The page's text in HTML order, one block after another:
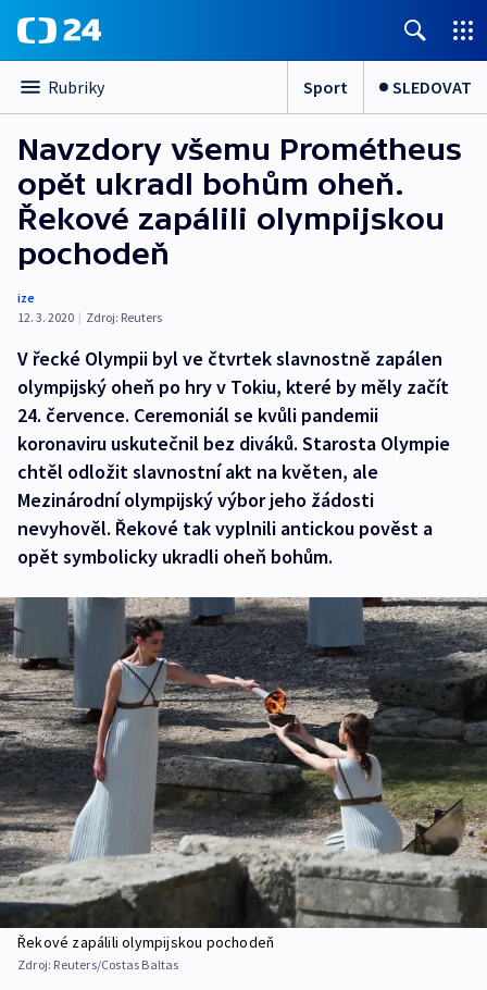
Rubriky Sport SLEDOVAT
Navzdory všemu Prométheus
opět ukradl bohům oheň.
Řekové zapálili olympijskou
pochodeň
ize
12. 3. 2020 | Zdroj: Reuters
V řecké Olympii byl ve čtvrtek slavnostně zapálen
olympijský oheň po hry v Tokiu, které by měly začít
24. července. Ceremoniál se kvůli pandemii
koronaviru uskutečnil bez diváků. Starosta Olympie
chtěl odložit slavnostní akt na květen, ale
Mezinárodní olympijský výbor jeho žádosti
nevyhověl. Řekové tak vyplnili antickou pověst a
opět symbolicky ukradli oheň bohům.
Řekové zapálili olympijskou pochodeň
Zdroj: Reuters/Costas Baltas